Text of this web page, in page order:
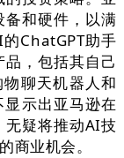
和硬件，以满
ChatGPT助手
，包括其自己
聊天机器人和
示出亚马逊在
疑将推动AI技
商业机会。